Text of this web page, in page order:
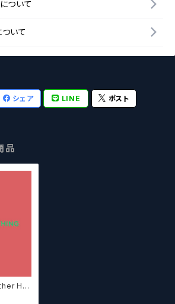
ついて
いて
シェア LINE ポスト
品
Hal